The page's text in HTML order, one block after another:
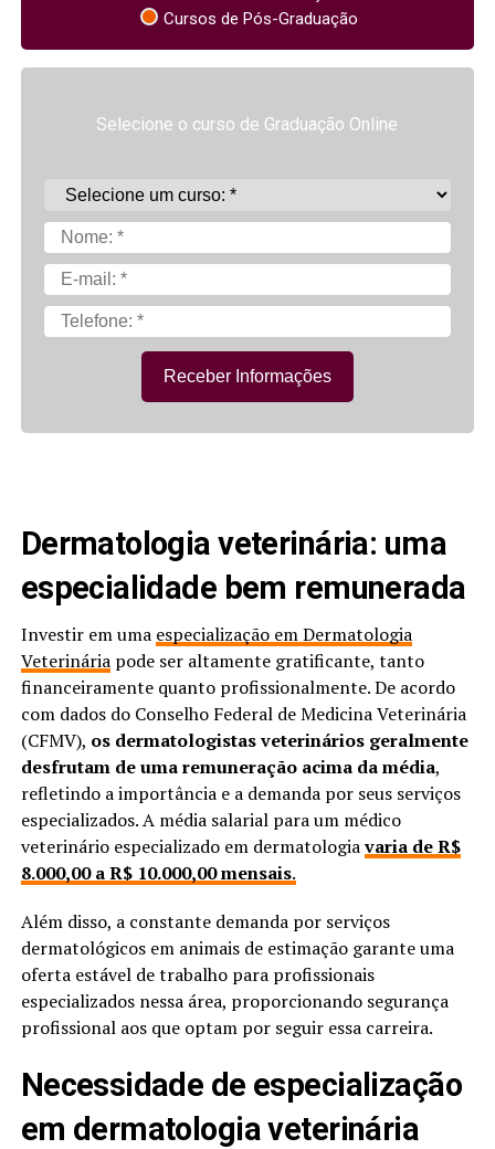
Cursos de Pós-Graduação
Selecione o curso de Graduação Online
Receber Informações
Dermatologia veterinária: uma
especialidade bem remunerada
Investir em uma especialização em Dermatologia
Veterináriapode ser altamente gratificante, tanto
financeiramente quanto profissionalmente. De acordo
com dados do Conselho Federal de Medicina Veterinária
(CFMV), os dermatologistas veterinários geralmente
desfrutam de uma remuneração acima da média,
refletindo a importância e a demanda por seus serviços
especializados. A média salarial para um médico
veterinário especializado em dermatologiavaria de R$
8.000,00 a R$ 10.000,00 mensais.
Além disso, a constante demanda por serviços
dermatológicos em animais de estimação garante uma
oferta estável de trabalho para profissionais
especializados nessa área, proporcionando segurança
profissional aos que optam por seguir essa carreira.
Necessidade de especialização
em dermatologia veterinária